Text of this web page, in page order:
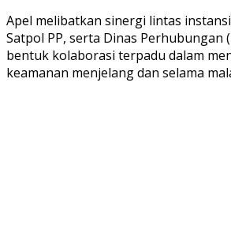
Apel melibatkan sinergi lintas
Satpol PP, serta Dinas Perhubungan
bentuk kolaborasi terpadu dalam
keamanan menjelang dan selama